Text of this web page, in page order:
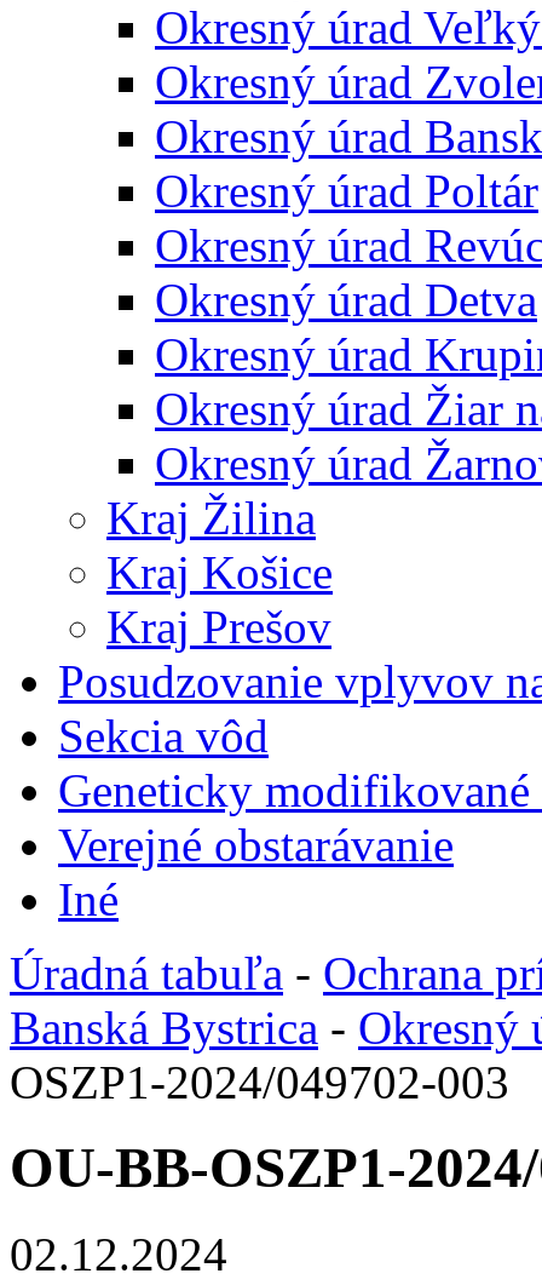
Okresný úrad
Okresný úrad
Okresný úrad
Okresný úrad Poltár
Okresný úrad
Okresný úrad Detva
Okresný úrad
Okresný úrad Žiar
Okresný úrad
Kraj Žilina
Kraj Košice
Kraj Prešov
Posudzovanie vplyvov
Sekcia vôd
Geneticky
Verejné obstarávanie
Iné
Úradná tabuľa - Ochrana
Banská Bystrica - Okresný
OSZP1-2024/049702-003
OU-BB-OSZP1-
02.12.2024